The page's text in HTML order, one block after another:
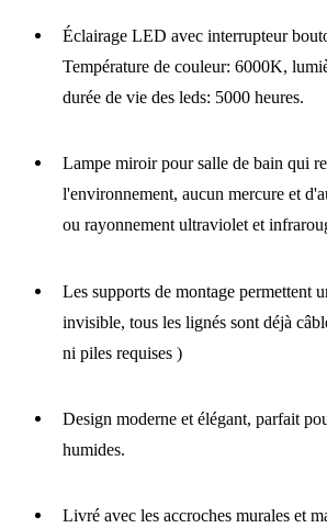
Éclairage LED avec interrupteur
Température de couleur: 6000K,
durée de vie des leds: 5000 heures.
Lampe miroir pour salle de bain qui
l'environnement, aucun mercure et
ou rayonnement ultraviolet et
Les supports de montage permettent
invisible, tous les lignés sont déjà
ni piles requises )
Design moderne et élégant, parfait
humides.
Livré avec les accroches murales et